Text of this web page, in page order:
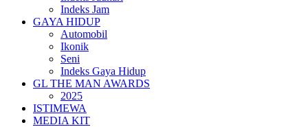
Indeks Jam
GAYA HIDUP
Automobil
Ikonik
Seni
Indeks Gaya Hidup
GL THE MAN AWARDS
2025
ISTIMEWA
MEDIA KIT